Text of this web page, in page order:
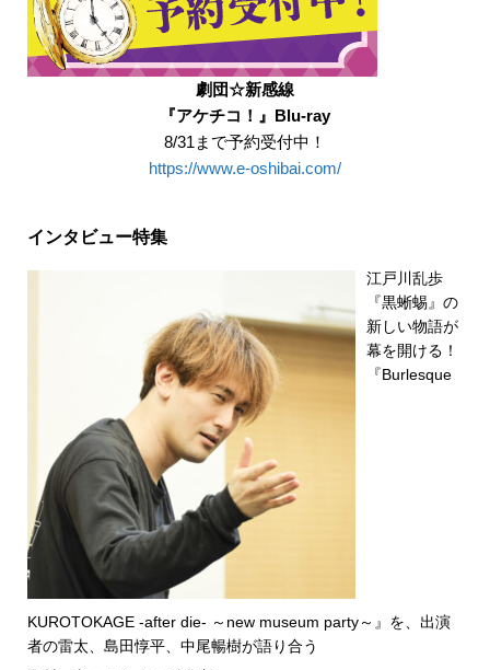
劇団☆新感線
『アケチコ！』Blu-ray
8/31まで予約受付中！
https://www.e-oshibai.com/
インタビュー特集
江戸川乱歩
『黒蜥蜴』の
新しい物語が
幕を開ける！
『Burlesque
KUROTOKAGE -after die- ～new museum party～』を、出演
者の雷太、島田惇平、中尾暢樹が語り合う